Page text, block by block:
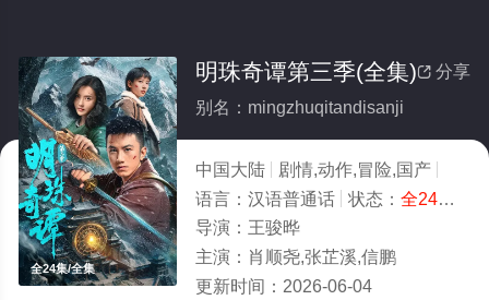
全24集/全集
 分享
明珠奇谭第三季(全集)
别名：mingzhuqitandisanji
中国大陆 剧情,动作,冒险,国产
语言： 汉语普通话 状态： 全24集
导演： 王骏晔
主演： 肖顺尧,张芷溪,信鹏
更新时间： 2026-06-04